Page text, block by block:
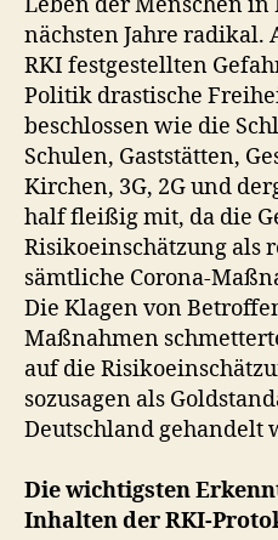
nächsten Jahre radikal.
RKI festgestellten
Politik drastische
beschlossen wie die
Schulen, Gaststätten,
Kirchen, 3G, 2G und
half fleißig mit, da die
Risikoeinschätzung als
sämtliche Corona-
Die Klagen von
Maßnahmen
auf die
sozusagen als
Deutschland gehandelt
Die wichtigsten
Inhalten der RKI-